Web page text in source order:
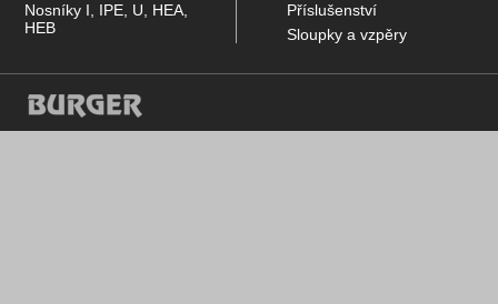
Nosníky I, IPE, U, HEA,
HEB
Příslušenství
Sloupky a vzpěry